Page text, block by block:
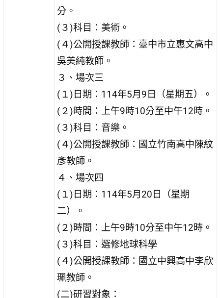
分。
(３)科目：美術。
(４)公開授課教師：臺中市立惠文高中
吳美純教師。
３、場次三
(１)日期：114年5月9日（星期五）。
(２)時間：上午9時10分至中午12時。
(３)科目：音樂。
(４)公開授課教師：國立竹南高中陳紋
彥教師。
４、場次四
(１)日期：114年5月20日（星期
二）。
(２)時間：上午9時10分至中午12時。
(３)科目：選修地球科學
(４)公開授課教師：國立中興高中李欣
珮教師。
(二)研習對象：